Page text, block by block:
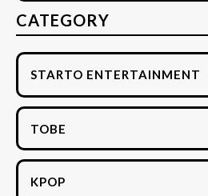
CATEGORY
STARTO ENTERTAINMENT
TOBE
KPOP